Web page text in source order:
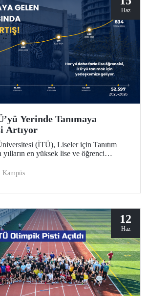
Haz
Yerinde Tanımaya
Artıyor
(İTÜ), Liseler için Tanıtım
yılların en yüksek lise ve öğrenci
İTÜ’yü yakından tanıdı.
Kampüs
12
Haz